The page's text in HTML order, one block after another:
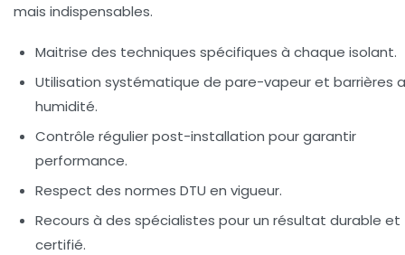
mais indispensables.
Maitrise des techniques spécifiques à chaque isolant.
Utilisation systématique de pare-vapeur et barrières
humidité.
Contrôle régulier post-installation pour garantir
performance.
Respect des normes DTU en vigueur.
Recours à des spécialistes pour un résultat durable et
certifié.